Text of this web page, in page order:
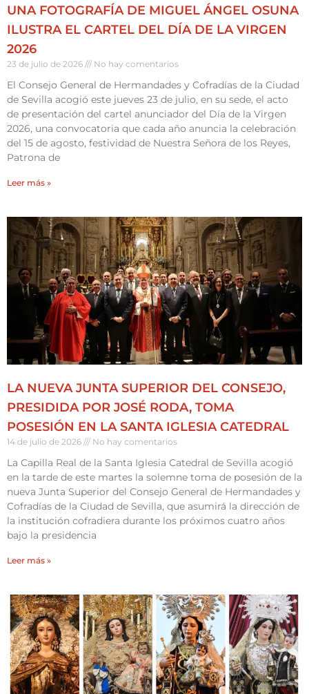
UNA FOTOGRAFÍA DE MIGUEL ÁNGEL OSUNA
ILUSTRA EL CARTEL DEL DÍA DE LA VIRGEN
2026
23 de julio de 2026 No hay comentarios
El Consejo General de Hermandades y Cofradías de la Ciudad
de Sevilla acogió este jueves 23 de julio, en su sede, el acto
de presentación del cartel anunciador del Día de la Virgen
2026, una convocatoria que cada año anuncia la celebración
del 15 de agosto, festividad de Nuestra Señora de los Reyes,
Patrona de
Leer más »
LA NUEVA JUNTA SUPERIOR DEL CONSEJO,
PRESIDIDA POR JOSÉ RODA, TOMA
POSESIÓN EN LA SANTA IGLESIA CATEDRAL
14 de julio de 2026 No hay comentarios
La Capilla Real de la Santa Iglesia Catedral de Sevilla acogió
en la tarde de este martes la solemne toma de posesión de la
nueva Junta Superior del Consejo General de Hermandades y
Cofradías de la Ciudad de Sevilla, que asumirá la dirección de
la institución cofradiera durante los próximos cuatro años
bajo la presidencia
Leer más »